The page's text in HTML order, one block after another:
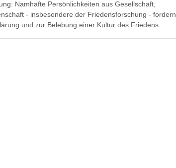
Namhafte Persönlichkeiten aus Gesellschaft,
- insbesondere der Friedensforschung - fordern
und zur Belebung einer Kultur des Friedens.